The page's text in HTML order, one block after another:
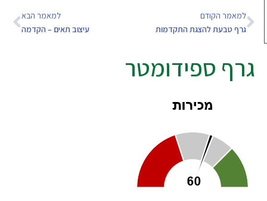
למאמר הקודם
גרף טבעת להצגת התקדמות
למאמר הבא
עיצוב תאים – הקדמה
גרף ספידומטר